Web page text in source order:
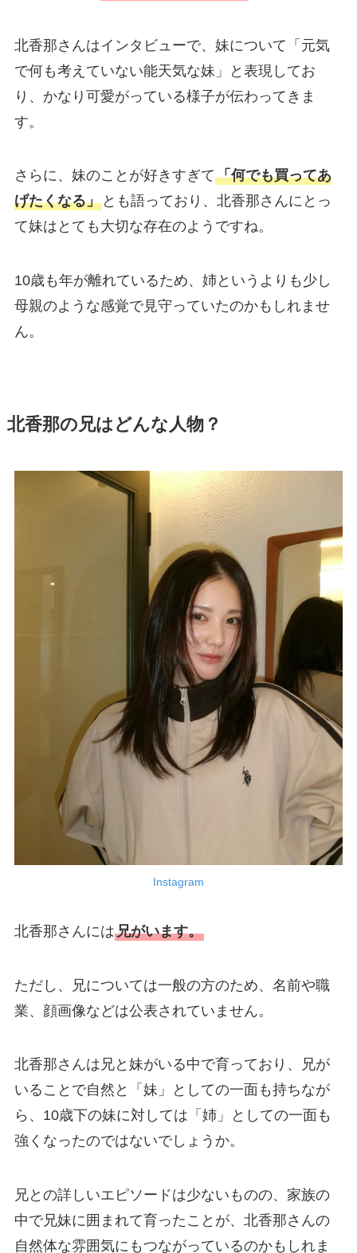
北香那さんはインタビューで、妹について「元気
で何も考えていない能天気な妹」と表現してお
り、かなり可愛がっている様子が伝わってきま
す。
さらに、妹のことが好きすぎて「何でも買ってあ
げたくなる」とも語っており、北香那さんにとっ
て妹はとても大切な存在のようですね。
10歳も年が離れているため、姉というよりも少し
母親のような感覚で見守っていたのかもしれませ
ん。
北香那の兄はどんな人物？
Instagram
北香那さんには兄がいます。
ただし、兄については一般の方のため、名前や職
業、顔画像などは公表されていません。
北香那さんは兄と妹がいる中で育っており、兄が
いることで自然と「妹」としての一面も持ちなが
ら、10歳下の妹に対しては「姉」としての一面も
強くなったのではないでしょうか。
兄との詳しいエピソードは少ないものの、家族の
中で兄妹に囲まれて育ったことが、北香那さんの
自然体な雰囲気にもつながっているのかもしれま